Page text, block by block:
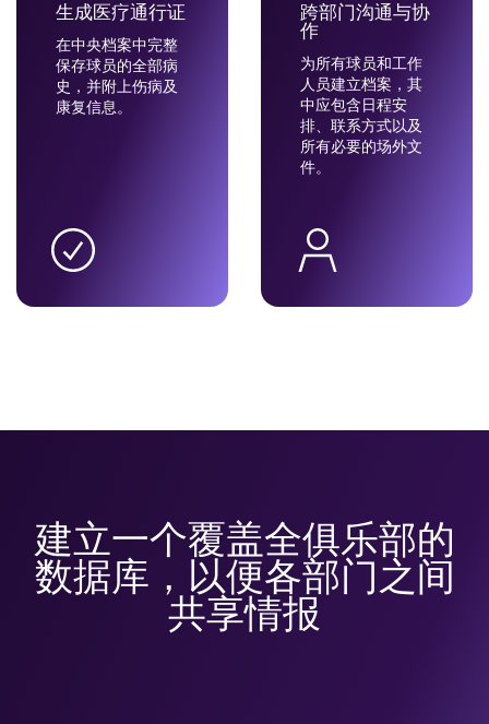
生成医疗通行证
在中央档案中完整
保存球员的全部病
史，并附上伤病及
康复信息。
跨部门沟通与协
作
为所有球员和工作
人员建立档案，其
中应包含日程安
排、联系方式以及
所有必要的场外文
件。
建立一个覆盖全俱乐部的
数据库，以便各部门之间
共享情报